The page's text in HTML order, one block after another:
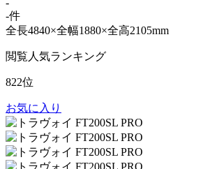
-件
全長4840×全幅1880×全高2105mm
閲覧人気ランキング
822位
お気に入り